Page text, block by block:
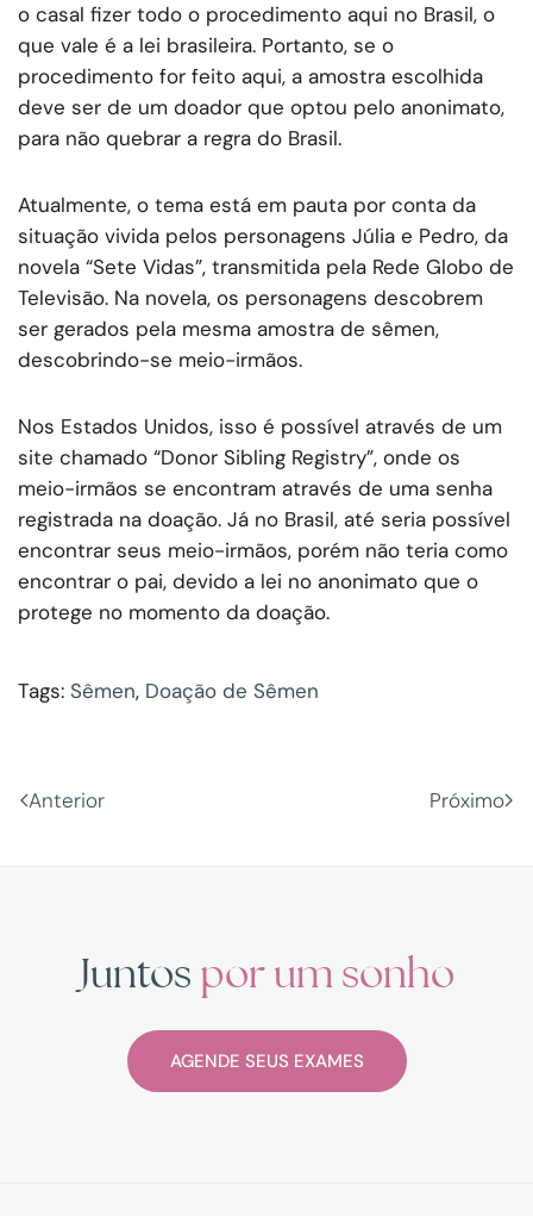
o casal fizer todo o procedimento aqui no Brasil, o
que vale é a lei brasileira. Portanto, se o
procedimento for feito aqui, a amostra escolhida
deve ser de um doador que optou pelo anonimato,
para não quebrar a regra do Brasil.
Atualmente, o tema está em pauta por conta da
situação vivida pelos personagens Júlia e Pedro, da
novela “Sete Vidas”, transmitida pela Rede Globo de
Televisão. Na novela, os personagens descobrem
ser gerados pela mesma amostra de sêmen,
descobrindo-se meio-irmãos.
Nos Estados Unidos, isso é possível através de um
site chamado “Donor Sibling Registry”, onde os
meio-irmãos se encontram através de uma senha
registrada na doação. Já no Brasil, até seria possível
encontrar seus meio-irmãos, porém não teria como
encontrar o pai, devido a lei no anonimato que o
protege no momento da doação.
Tags: Sêmen, Doação de Sêmen
Anterior Próximo
Juntos por um sonho
AGENDE SEUS EXAMES